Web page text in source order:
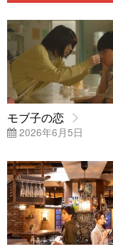
モブ子の恋
2026年6月5日